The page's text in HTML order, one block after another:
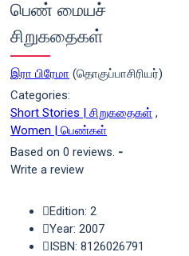
பெண் மையச்
சிறுகதைகள்
இரா பிரேமா (தொகுப்பாசிரியர்)
Categories:
Short Stories | சிறுகதைகள் ,
Women | பெண்கள்
Based on 0 reviews. -
Write a review
Edition: 2
Year: 2007
ISBN: 8126026791